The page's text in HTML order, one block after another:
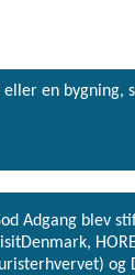
en bygning,
Adgang blev
og